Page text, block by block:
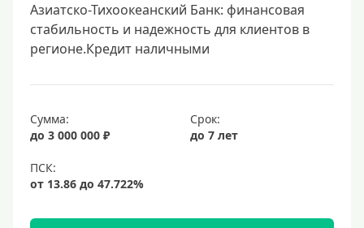
Азиатско-Тихоокеанский Банк: финансовая
стабильность и надежность для клиентов в
регионе.Кредит наличными
Сумма:
до 3 000 000 ₽
Срок:
до 7 лет